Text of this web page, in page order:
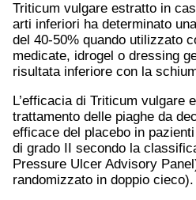
Triticum vulgare estratto in
arti inferiori ha determinato
del 40-50% quando utilizzato
medicate, idrogel o dressing
risultata inferiore con la
L’efficacia di Triticum vulgare
trattamento delle piaghe da
efficace del placebo in
di grado II secondo la
Pressure Ulcer Advisory
randomizzato in doppio cieco).